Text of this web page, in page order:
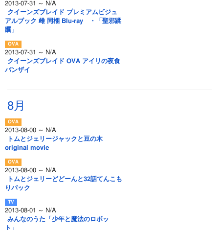
2013-07-31 ～ N/A
クイーンズブレイド プレミアムビジュ
アルブック 雌 同梱 Blu-ray ・「聖邪蹂
躙」
2013-07-31 ～ N/A
クイーンズブレイド OVA アイリの夜食
バンザイ
8月
2013-08-00 ～ N/A
トムとジェリージャックと豆の木
original movie
2013-08-00 ～ N/A
トムとジェリーどどーんと32話てんこも
りパック
2013-08-01 ～ N/A
みんなのうた「少年と魔法のロボッ
ト」